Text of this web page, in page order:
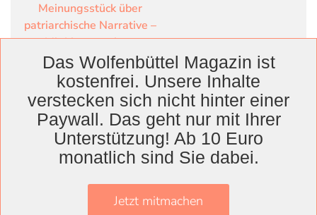
Meinungsstück über
patriarchische Narrative –
Mit Literaturtipps
Sie bietet Schreibenden ein
kreatives Forum: Die AG
Literatur
01. Februar 2023
Havaii-Lesung sorgt für
Thriller-Kopfkino
20. Januar 2023
Das Wolfenbüttel Magazin ist
kostenfrei. Unsere Inhalte
verstecken sich nicht hinter einer
Paywall. Das geht nur mit Ihrer
Unterstützung! Ab 10 Euro
monatlich sind Sie dabei.
Jetzt mitmachen